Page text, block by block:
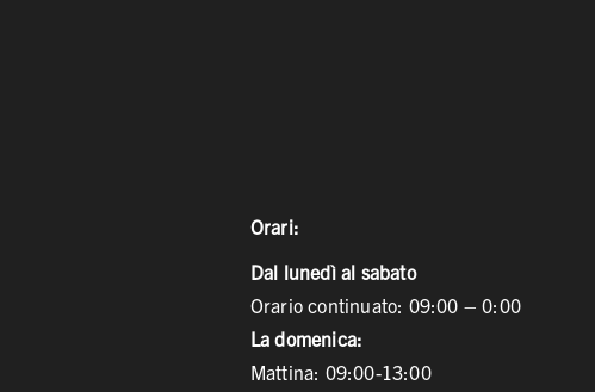
Orari:
Dal lunedì al sabato
Orario continuato: 09:00 – 0:00
La domenica:
Mattina: 09:00-13:00